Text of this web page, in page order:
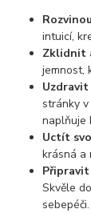
intuicí,
Zklidnit
jemnost,
Uzdravit
stránky
naplňuje
Uctít
krásná a
Skvěle
sebepéči.